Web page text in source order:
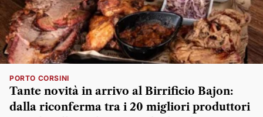
PORTO CORSINI
Tante novità in arrivo al Birrificio Bajon:
dalla riconferma tra i 20 migliori produttori